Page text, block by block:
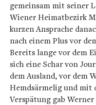
gemeinsam mit seiner
Wiener Heimatbezirk
kurzen Ansprache
nach einem Plus vor
Bereits lange vor dem
sich eine Schar von
dem Ausland, vor dem
Hemdsärmelig und
Verspätung gab